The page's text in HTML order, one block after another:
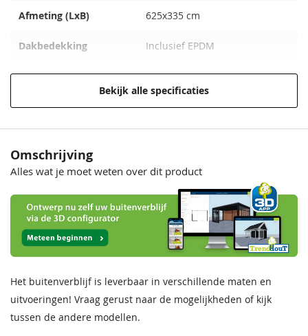
Afmeting (LxB) 625x335 cm
Dakbedekking Inclusief EPDM
Modelserie Trendhout Verona
Houtsoort Onbehandeld lariks/douglas
Behandeling Materiaal Onbehandeld
Bevestigingsmaterialen Inclusief
Boeidelen
Duurzaam ceder, 18x285 mm,
2x wit gegrond
Nokhoogte 248 cm
Wandhoogte
Bekijk alle specificaties
Omschrijving
Alles wat je moet weten over dit product
Het buitenverblijf is leverbaar in verschillende maten en
uitvoeringen! Vraag gerust naar de mogelijkheden of kijk
tussen de andere modellen.